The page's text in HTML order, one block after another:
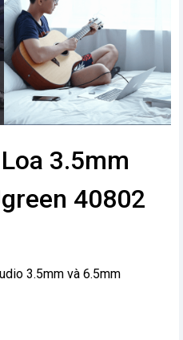
3.5mm
40802
3.5mm và 6.5mm